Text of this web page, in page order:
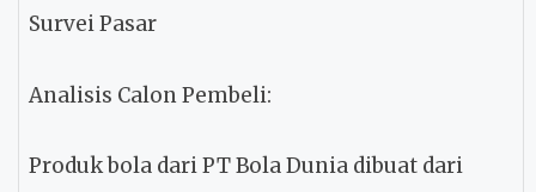
Survei Pasar
Analisis Calon Pembeli:
Produk bola dari PT Bola Dunia dibuat dari